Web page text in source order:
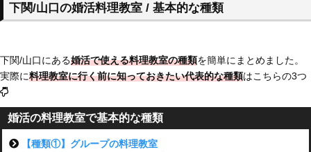
下関/山口の婚活料理教室 / 基本的な種類
下関/山口にある婚活で使える料理教室の種類を簡単にまとめました。
実際に料理教室に行く前に知っておきたい代表的な種類はこちらの3つ
婚活の料理教室で基本的な種類
【種類①】グループの料理教室